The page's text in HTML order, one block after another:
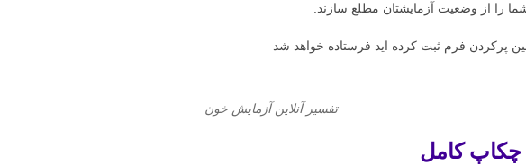
را از وضعیت آزمایشتان مطلع سازند.
پرکردن فرم ثبت کرده اید فرستاده خواهد شد
تفسیر آنلاین آزمایش خون
کامل